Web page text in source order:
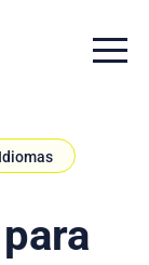
Menu
Idiomas